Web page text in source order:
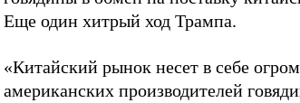
Еще один хитрый ход Трампа.
«Китайский рынок несет в себе
американских производителей